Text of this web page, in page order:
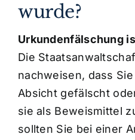
wurde?
Urkundenfälschung
Die
nachweisen, dass
Absicht gefälscht
sie als Beweismittel
sollten Sie bei einer